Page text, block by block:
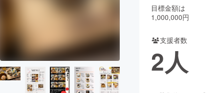
まちづくり・地域活性化
CAMPFIRE for Social Good
CAMPFIRE Creation
CAMPFIREふるさと納税machi-ya コミュニティ
目標金額は
1,000,000円
支援者数
2人